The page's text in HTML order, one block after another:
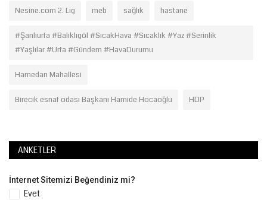
Nesine.com 2. Lig meb sağlık hastane
#Şanlıurfa #Balıklıgöl #SıcakHava #Sıcaklık #Yaz #Serinlik
#Yaşlılar #Urfa #Gündem #HavaDurumu
Hamedan Mahallesi
Birecik esnaf odası Başkanı Hamide Hocaoğlu HDP
ANKETLER
İnternet Sitemizi Beğendiniz mi?
Evet